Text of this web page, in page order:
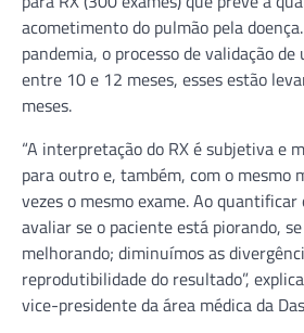
acometimento do pulmão pela
pandemia, o processo de validação
entre 10 e 12 meses, esses estão
meses.
“A interpretação do RX é subjetiva e
para outro e, também, com o mesmo
vezes o mesmo exame. Ao quantificar
avaliar se o paciente está piorando,
melhorando; diminuímos as
reprodutibilidade do resultado”,
vice-presidente da área médica da